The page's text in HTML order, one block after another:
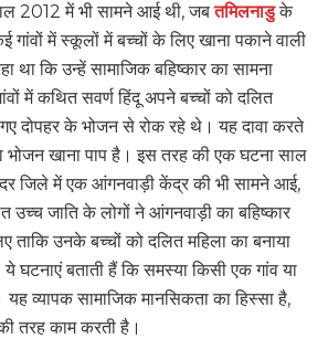
2012 में भी सामने आई थी, जबतमिलनाडुके
में स्कूलों में बच्चों के लिए खाना पकाने वाली
था कि उन्हें सामाजिक बहिष्कार का सामना
में कथित सवर्ण हिंदू अपने बच्चों को दलित
दोपहर के भोजन से रोक रहे थे। यह दावा करते
भोजन खाना पाप है। इस तरह की एक घटना साल
जिले में एक आंगनवाड़ी केंद्र की भी सामने आई,
जाति के लोगों ने आंगनवाड़ी का बहिष्कार
ताकि उनके बच्चों को दलित महिला का बनाया
घटनाएं बताती हैं कि समस्या किसी एक गांव या
व्यापक सामाजिक मानसिकता का हिस्सा है,
तरह काम करती है।